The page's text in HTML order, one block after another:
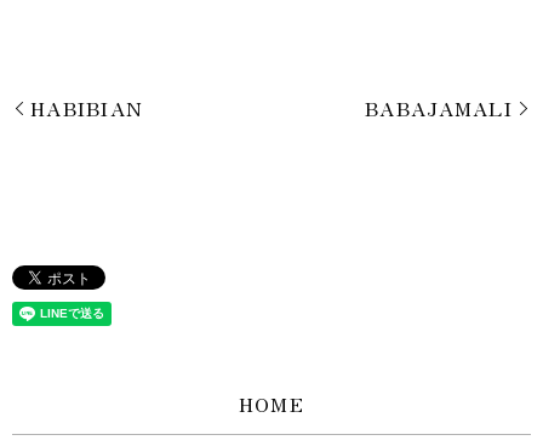
HABIBIAN BABAJAMALI
HOME